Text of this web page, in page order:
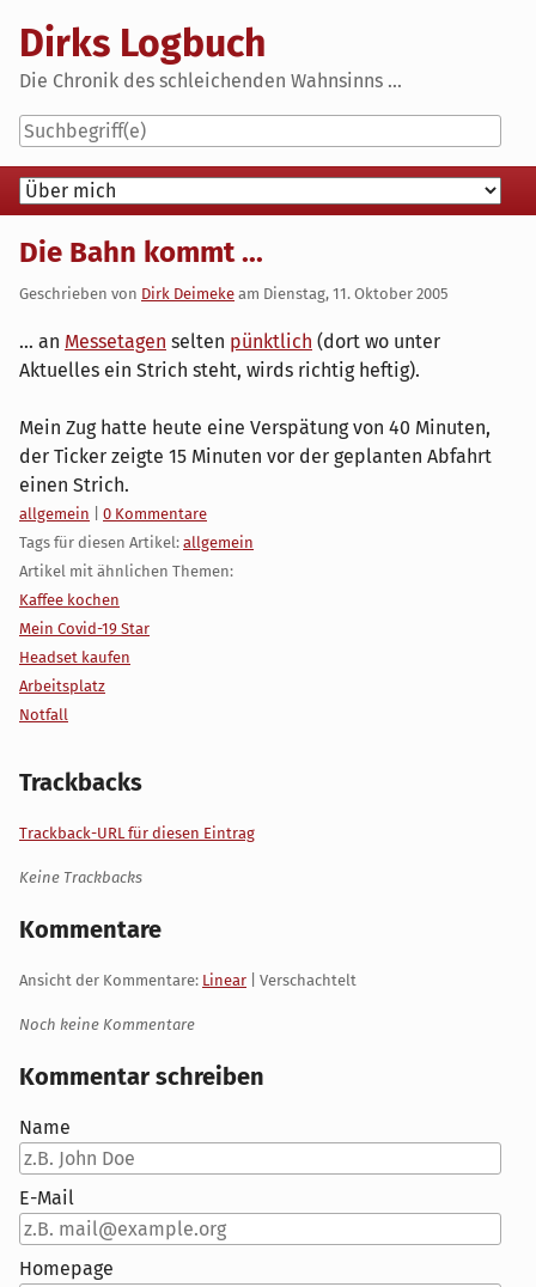
content
Dirks Logbuch
Die Chronik des schleichenden Wahnsinns ...
Navigation
Die Bahn kommt ...
Geschrieben von Dirk Deimeke am Dienstag, 11. Oktober 2005
... an Messetagen selten pünktlich (dort wo unter
Aktuelles ein Strich steht, wirds richtig heftig).
Mein Zug hatte heute eine Verspätung von 40 Minuten,
der Ticker zeigte 15 Minuten vor der geplanten Abfahrt
einen Strich.
Kategorien:
allgemein
0 Kommentare
Tags für diesen Artikel: allgemein
Artikel mit ähnlichen Themen:
Kaffee kochen
Mein Covid-19 Star
Headset kaufen
Arbeitsplatz
Notfall
Trackbacks
Trackback-URL für diesen Eintrag
Keine Trackbacks
Kommentare
Ansicht der Kommentare: Linear | Verschachtelt
Noch keine Kommentare
Kommentar schreiben
Name
E-Mail
Homepage